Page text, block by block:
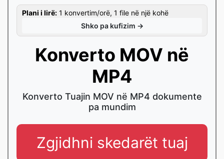
Plani i lirë: 1 konvertim/orë, 1 file në një kohë
Shko pa kufizim →
Konverto MOV në
MP4
Konverto Tuajin MOV në MP4 dokumente
pa mundim
Zgjidhni skedarët tuaj